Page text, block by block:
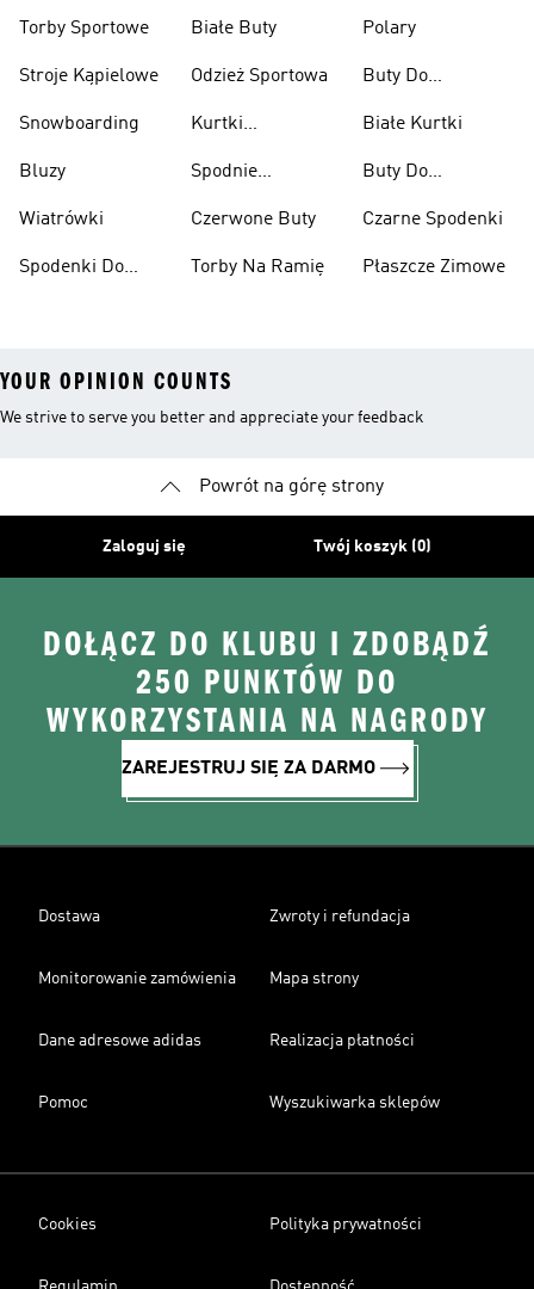
Torby Sportowe
Stroje Kąpielowe
Snowboarding
Bluzy
Wiatrówki
Spodenki Do
Białe Buty
Odzież Sportowa
Kurtki
Spodnie
Czerwone Buty
Torby Na Ramię
Polary
Buty Do
Ciężarów
Białe Kurtki
Buty Do
Czarne Spodenki
Płaszcze Zimowe
YOUR OPINION COUNTS
We strive to serve you better and appreciate your feedback
Powrót na górę strony
Zaloguj się Twój koszyk (0)
DOŁĄCZ DO KLUBU I ZDOBĄDŹ
250 PUNKTÓW DO
WYKORZYSTANIA NA NAGRODY
ZAREJESTRUJ SIĘ ZA DARMO
Dostawa Zwroty i refundacja
Monitorowanie zamówienia Mapa strony
Dane adresowe adidas Realizacja płatności
Pomoc Wyszukiwarka sklepów
Cookies Polityka prywatności